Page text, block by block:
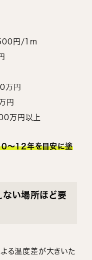
円/1m
万円
円
万円以上
〜12年を目安に塗
ない場所ほど要
る温度差が大きいた